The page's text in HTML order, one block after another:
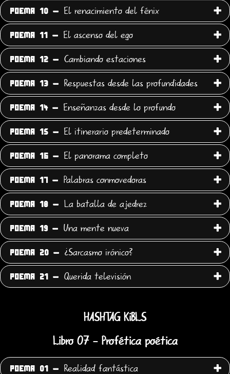
POEMA 10 - El renacimiento del fénix
POEMA 11 - El ascenso del ego
POEMA 12 - Cambiando estaciones
POEMA 13 - Respuestas desde las profundidades
POEMA 14 - Enseñanzas desde lo profundo
POEMA 15 - El itinerario predeterminado
POEMA 16 - El panorama completo
POEMA 17 - Palabras conmovedoras
POEMA 18 - La batalla de ajedrez
POEMA 19 - Una mente nueva
POEMA 20 - ¿Sarcasmo irónico?
POEMA 21 - Querida televisión
HASHTAG KiBLS
Libro 07 - Profética poética
POEMA 01 - Realidad fantástica